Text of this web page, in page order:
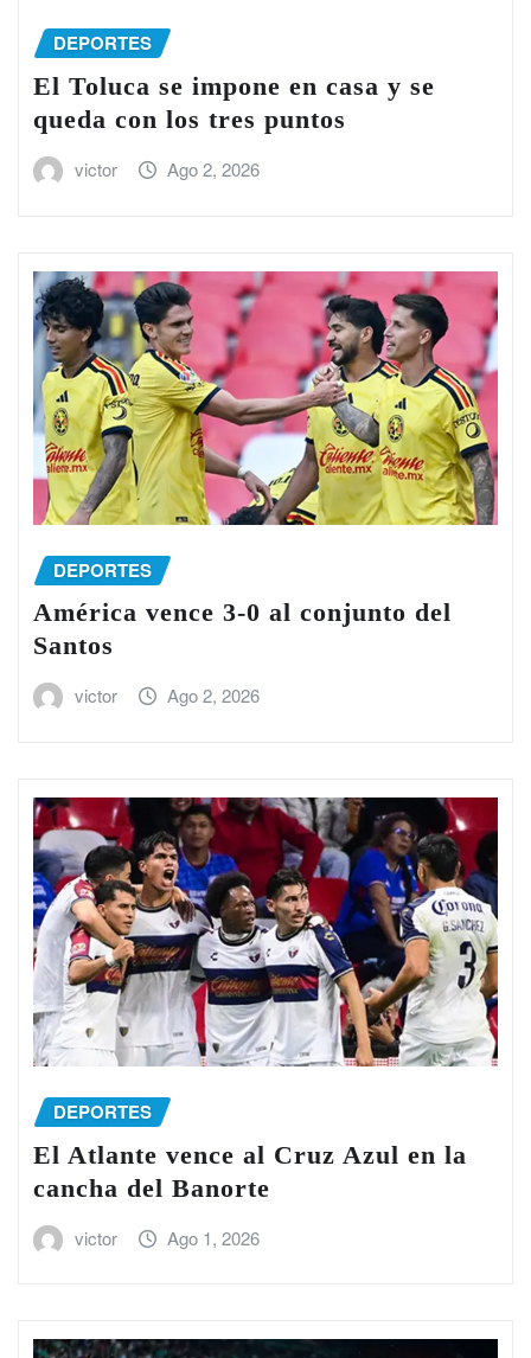
DEPORTES
El Toluca se impone en casa y se
queda con los tres puntos
victor Ago 2, 2026
DEPORTES
América vence 3-0 al conjunto del
Santos
victor Ago 2, 2026
DEPORTES
El Atlante vence al Cruz Azul en la
cancha del Banorte
victor Ago 1, 2026